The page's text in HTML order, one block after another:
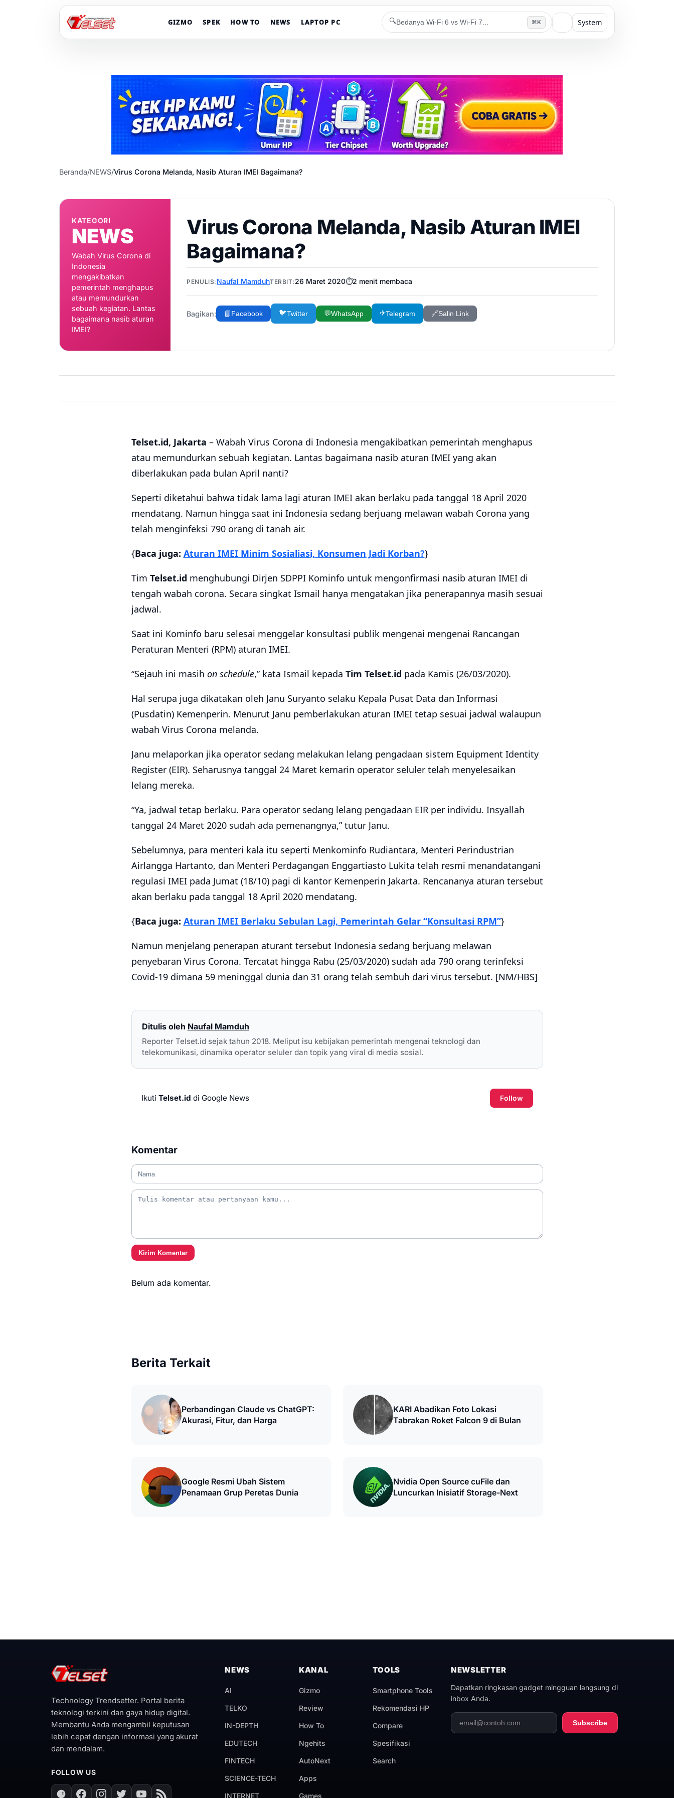
GIZMO SPEK HOW TO NEWS LAPTOP PC 🔍 ⌘K System
Beranda/NEWS/Virus Corona Melanda, Nasib Aturan IMEI Bagaimana?
KATEGORI
NEWS
Wabah Virus Corona di
Indonesia
mengakibatkan
pemerintah menghapus
atau memundurkan
sebuah kegiatan. Lantas
bagaimana nasib aturan
IMEI?
Virus Corona Melanda, Nasib Aturan IMEI
Bagaimana?
PENULIS: Naufal MamduhTERBIT:26 Maret 2020⏱️2 menit membaca
Bagikan: 📘Facebook 🐦Twitter 💬WhatsApp ✈️Telegram 🔗Salin Link
Telset.id, Jakarta – Wabah Virus Corona di Indonesia mengakibatkan pemerintah menghapus
atau memundurkan sebuah kegiatan. Lantas bagaimana nasib aturan IMEI yang akan
diberlakukan pada bulan April nanti?
Seperti diketahui bahwa tidak lama lagi aturan IMEI akan berlaku pada tanggal 18 April 2020
mendatang. Namun hingga saat ini Indonesia sedang berjuang melawan wabah Corona yang
telah menginfeksi 790 orang di tanah air.
{Baca juga: Aturan IMEI Minim Sosialiasi, Konsumen Jadi Korban?}
Tim Telset.id menghubungi Dirjen SDPPI Kominfo untuk mengonfirmasi nasib aturan IMEI di
tengah wabah corona. Secara singkat Ismail hanya mengatakan jika penerapannya masih sesuai
jadwal.
Saat ini Kominfo baru selesai menggelar konsultasi publik mengenai mengenai Rancangan
Peraturan Menteri (RPM) aturan IMEI.
“Sejauh ini masih on schedule,” kata Ismail kepada Tim Telset.id pada Kamis (26/03/2020).
Hal serupa juga dikatakan oleh Janu Suryanto selaku Kepala Pusat Data dan Informasi
(Pusdatin) Kemenperin. Menurut Janu pemberlakukan aturan IMEI tetap sesuai jadwal walaupun
wabah Virus Corona melanda.
Janu melaporkan jika operator sedang melakukan lelang pengadaan sistem Equipment Identity
Register (EIR). Seharusnya tanggal 24 Maret kemarin operator seluler telah menyelesaikan
lelang mereka.
“Ya, jadwal tetap berlaku. Para operator sedang lelang pengadaan EIR per individu. Insyallah
tanggal 24 Maret 2020 sudah ada pemenangnya,” tutur Janu.
Sebelumnya, para menteri kala itu seperti Menkominfo Rudiantara, Menteri Perindustrian
Airlangga Hartanto, dan Menteri Perdagangan Enggartiasto Lukita telah resmi menandatangani
regulasi IMEI pada Jumat (18/10) pagi di kantor Kemenperin Jakarta. Rencananya aturan tersebut
akan berlaku pada tanggal 18 April 2020 mendatang.
{Baca juga: Aturan IMEI Berlaku Sebulan Lagi, Pemerintah Gelar “Konsultasi RPM”}
Namun menjelang penerapan aturant tersebut Indonesia sedang berjuang melawan
penyebaran Virus Corona. Tercatat hingga Rabu (25/03/2020) sudah ada 790 orang terinfeksi
Covid-19 dimana 59 meninggal dunia dan 31 orang telah sembuh dari virus tersebut. [NM/HBS]
Ditulis oleh Naufal Mamduh
Reporter Telset.id sejak tahun 2018. Meliput isu kebijakan pemerintah mengenai teknologi dan
telekomunikasi, dinamika operator seluler dan topik yang viral di media sosial.
Ikuti Telset.id di Google News Follow
Komentar
Kirim Komentar
Belum ada komentar.
Berita Terkait
Perbandingan Claude vs ChatGPT:
Akurasi, Fitur, dan Harga
KARI Abadikan Foto Lokasi
Tabrakan Roket Falcon 9 di Bulan
Google Resmi Ubah Sistem
Penamaan Grup Peretas Dunia
Nvidia Open Source cuFile dan
Luncurkan Inisiatif Storage-Next
Technology Trendsetter. Portal berita
teknologi terkini dan gaya hidup digital.
Membantu Anda mengambil keputusan
lebih cepat dengan informasi yang akurat
dan mendalam.
FOLLOW US
NEWS
AI
TELKO
IN-DEPTH
EDUTECH
FINTECH
SCIENCE-TECH
INTERNET
KANAL
Gizmo
Review
How To
Ngehits
AutoNext
Apps
Games
TOOLS
Smartphone Tools
Rekomendasi HP
Compare
Spesifikasi
Search
NEWSLETTER
Dapatkan ringkasan gadget mingguan langsung di
inbox Anda.
Subscribe